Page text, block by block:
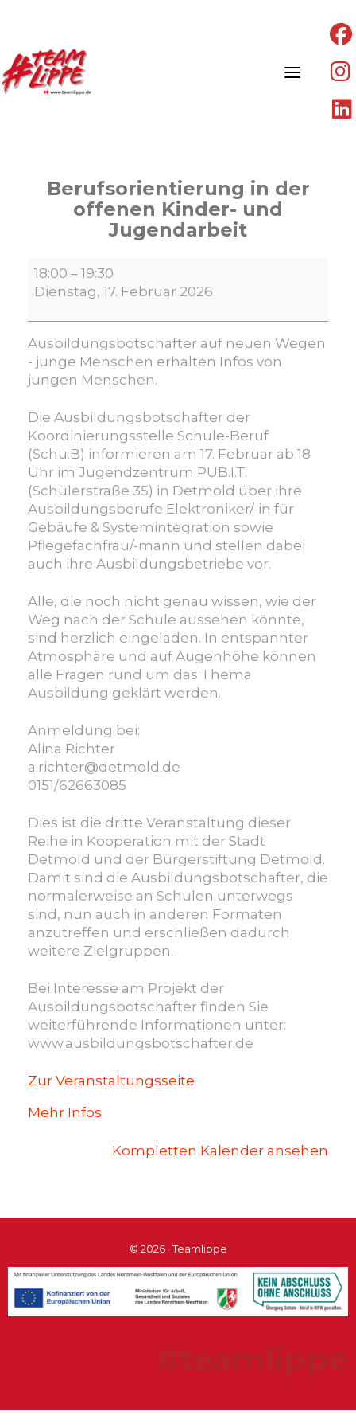
Berufsorientierung in der
offenen Kinder- und
Jugendarbeit
Berufsorientierung
in
offenen
Kinder-
und
Jugendarbeit
18:00 – 19:30
Dienstag, 17. Februar 2026
Ausbildungsbotschafter auf neuen Wegen
- junge Menschen erhalten Infos von
jungen Menschen.
Die Ausbildungsbotschafter der
Koordinierungsstelle Schule-Beruf
(Schu.B) informieren am 17. Februar ab 18
Uhr im Jugendzentrum PUB.I.T.
(Schülerstraße 35) in Detmold über ihre
Ausbildungsberufe Elektroniker/-in für
Gebäufe & Systemintegration sowie
Pflegefachfrau/-mann und stellen dabei
auch ihre Ausbildungsbetriebe vor.
Alle, die noch nicht genau wissen, wie der
Weg nach der Schule aussehen könnte,
sind herzlich eingeladen. In entspannter
Atmosphäre und auf Augenhöhe können
alle Fragen rund um das Thema
Ausbildung geklärt werden.
Anmeldung bei:
Alina Richter
a.richter@detmold.de
0151/62663085
Dies ist die dritte Veranstaltung dieser
Reihe in Kooperation mit der Stadt
Detmold und der Bürgerstiftung Detmold.
Damit sind die Ausbildungsbotschafter, die
normalerweise an Schulen unterwegs
sind, nun auch in anderen Formaten
anzutreffen und erschließen dadurch
weitere Zielgruppen.
Bei Interesse am Projekt der
Ausbildungsbotschafter finden Sie
weiterführende Informationen unter:
www.ausbildungsbotschafter.de
Zur Veranstaltungsseite
Mehr Infos
Kompletten Kalender ansehen
© 2026 · Teamlippe
#teamlippe